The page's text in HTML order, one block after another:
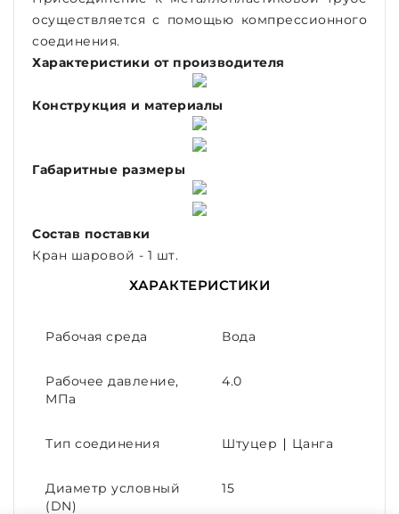
осуществляется с помощью компрессионного
соединения.
Характеристики от производителя
Конструкция и материалы
Габаритные размеры
Состав поставки
Кран шаровой - 1 шт.
ХАРАКТЕРИСТИКИ
Рабочая среда Вода
Рабочее давление,
МПа
4.0
Тип соединения Штуцер ∣ Цанга
Диаметр условный
(DN)
15